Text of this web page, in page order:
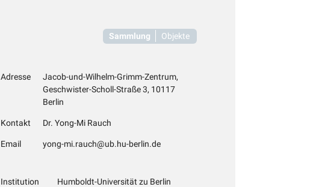
Sammlung Objekte
Adresse
Jacob-und-Wilhelm-Grimm-Zentrum,
Geschwister-Scholl-Straße 3, 10117
Berlin
Kontakt Dr. Yong-Mi Rauch
Email yong-mi.rauch@ub.hu-berlin.de
Institution Humboldt-Universität zu Berlin